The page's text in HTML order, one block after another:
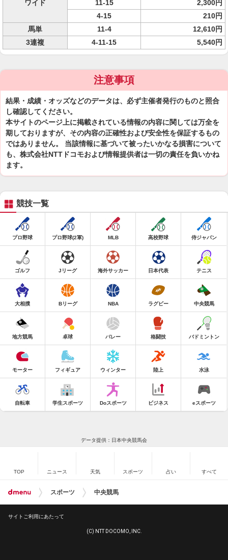
ワイド
11-15
2,300円
4-15
210円
馬単
11-4
12,610円
3連複
4-11-15 5,540円
注意事項
結果・成績・オッズなどのデータは、必ず主催者発行のものと照合
し確認してください。
本サイトのページ上に掲載されている情報の内容に関しては万全を
期しておりますが、その内容の正確性および安全性を保証するもの
ではありません。 当該情報に基づいて被ったいかなる損害について
も、株式会社NTTドコモおよび情報提供者は一切の責任を負いかね
ます。
競技一覧
プロ野球 プロ野球(2軍) MLB 高校野球 侍ジャパン
ゴルフ Jリーグ 海外サッカー 日本代表 テニス
大相撲 Bリーグ NBA ラグビー 中央競馬
地方競馬 卓球 バレー 格闘技 バドミントン
モーター フィギュア ウィンター 陸上 水泳
自転車 学生スポーツ Doスポーツ ビジネス eスポーツ
データ提供：日本中央競馬会
TOP ニュース 天気 スポーツ 占い すべて
スポーツ 中央競馬
サイトご利用にあたって
(C) NTT DOCOMO, INC.